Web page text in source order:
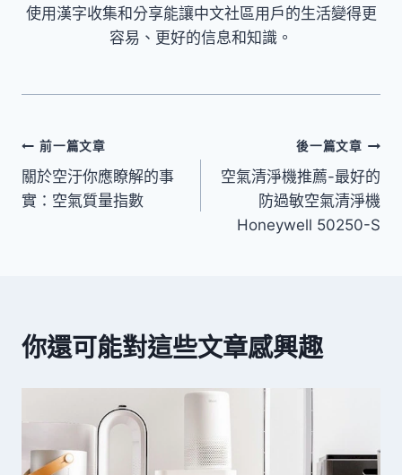
使用漢字收集和分享能讓中文社區用戶的生活變得更
容易、更好的信息和知識。
文
章
前一篇文章
關於空汙你應瞭解的事
實：空氣質量指數
後一篇文章
空氣清淨機推薦-最好的
防過敏空氣清淨機
Honeywell 50250-S
你還可能對這些文章感興趣